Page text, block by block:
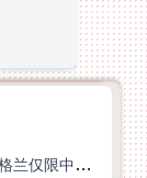
别慌！在国外看世界杯中文直播挪威 VS 英格兰仅限中国大陆？这篇指南帮你搞定